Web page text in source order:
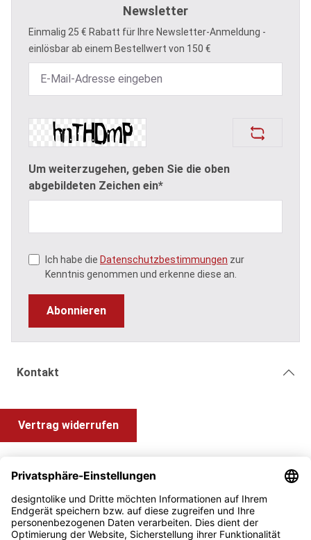
Newsletter
Einmalig 25 € Rabatt für Ihre Newsletter-Anmeldung -
einlösbar ab einem Bestellwert von 150 €
Um weiterzugehen, geben Sie die oben
abgebildeten Zeichen ein*
Ich habe die Datenschutzbestimmungen zur
Kenntnis genommen und erkenne diese an.
Abonnieren
Kontakt
Vertrag widerrufen
Information und Impressum